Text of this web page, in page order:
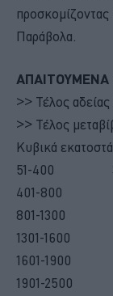
προσκομίζοντας
Παράβολα.
>> Τέλος
>> Τέλος
Κυβικά
51-400
401-800
801-1300
1301-1600
1601-1900
1901-2500